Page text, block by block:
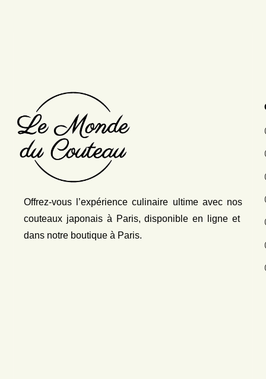
Offrez-vous l’expérience culinaire ultime avec nos
couteaux japonais à Paris, disponible en ligne et
dans notre boutique à Paris.